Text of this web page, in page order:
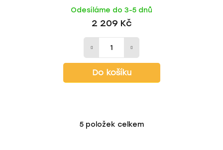
Odesíláme do 3-5 dnů
2 209 Kč
Do košíku
O
5položek celkem